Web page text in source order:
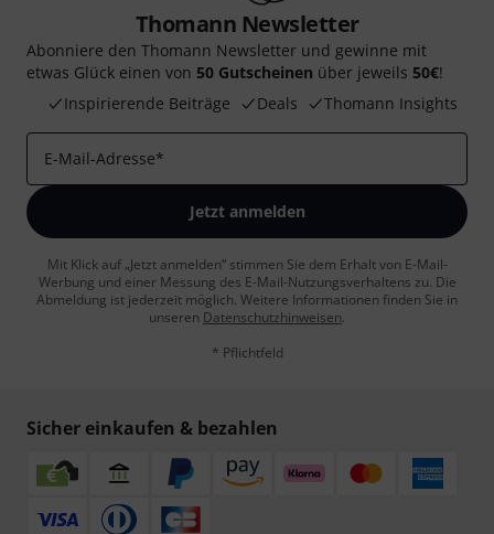
Thomann Newsletter
Abonniere den Thomann Newsletter und gewinne mit
etwas Glück einen von 50 Gutscheinen über jeweils 50€!
Inspirierende Beiträge
Deals Thomann Insights
E-Mail-Adresse*
Jetzt anmelden
Mit Klick auf „Jetzt anmelden“ stimmen Sie dem Erhalt von E-Mail-
Werbung und einer Messung des E-Mail-Nutzungsverhaltens zu. Die
Abmeldung ist jederzeit möglich. Weitere Informationen finden Sie in
unseren Datenschutzhinweisen.
* Pflichtfeld
Sicher einkaufen & bezahlen